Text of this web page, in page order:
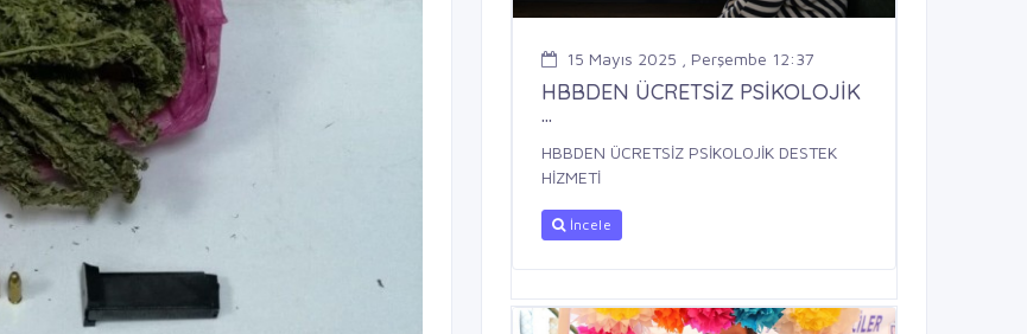
15 Mayıs 2025 , Perşembe 12:37
HBBDEN ÜCRETSİZ PSİKOLOJİK
...
HBBDEN ÜCRETSİZ PSİKOLOJİK DESTEK
HİZMETİ
İncele